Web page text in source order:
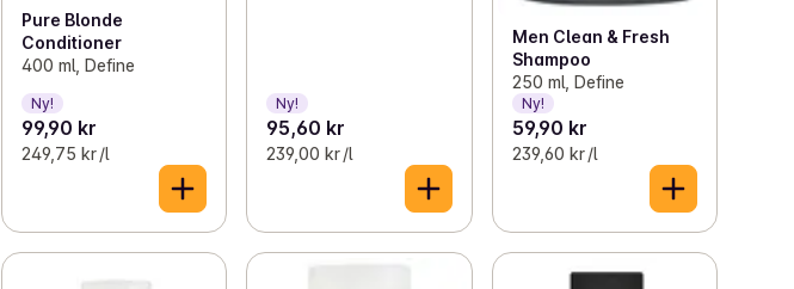
Pure Blonde
Conditioner
400 ml, Define
Ny!
99,90 kr
249,75 kr /l
Ny!
95,60 kr
239,00 kr /l
Men Clean & Fresh
Shampoo
250 ml, Define
Ny!
59,90 kr
239,60 kr /l